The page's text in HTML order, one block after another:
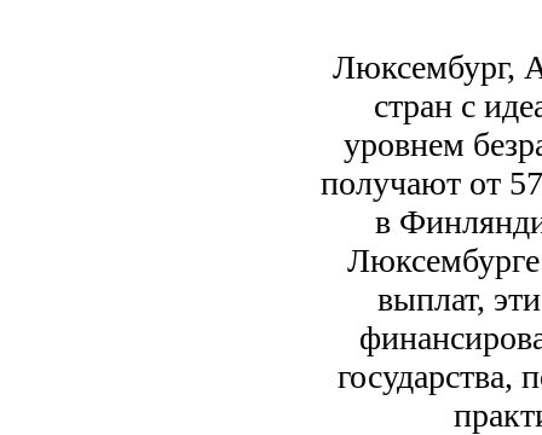
Люксембург,
стран с
уровнем
получают от
в
выплат,
государства,